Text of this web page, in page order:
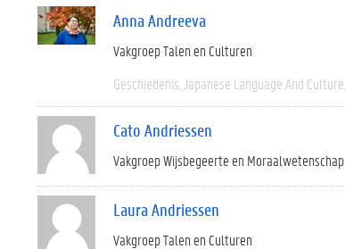
Anna Andreeva
Vakgroep Talen en Culturen
Geschiedenis Japanese Language And Culture
Cato Andriessen
Vakgroep Wijsbegeerte en Moraalwetenschap
Laura Andriessen
Vakgroep Talen en Culturen